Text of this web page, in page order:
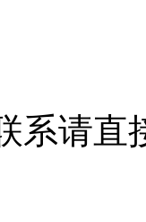
系请直